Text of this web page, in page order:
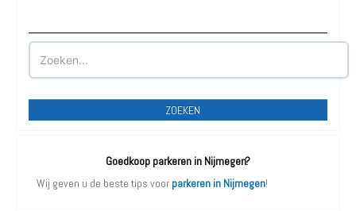
ZOEKEN
Goedkoop parkeren in Nijmegen?
Wij geven u de beste tips voor parkeren in Nijmegen!